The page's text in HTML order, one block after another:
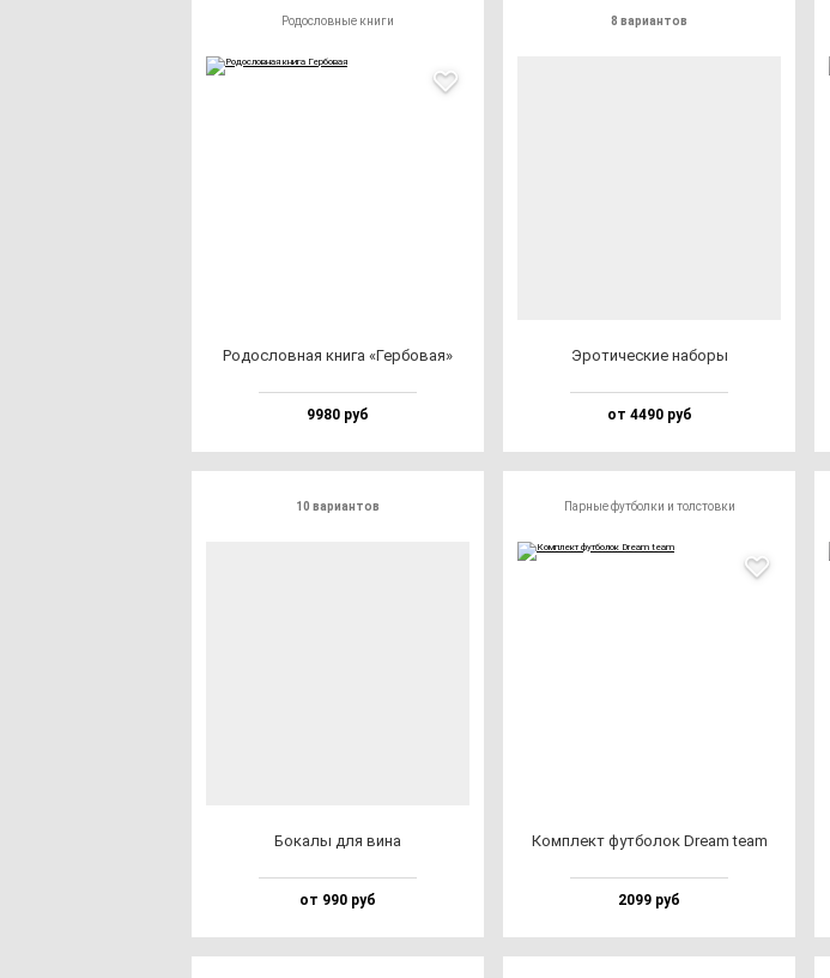
Родословные книги
Родос­лов­ная кни­га «Гер­бо­вая»
9980 руб
8 вариантов
Эро­ти­чес­кие на­бо­ры
от 4490 руб
10 вариантов
Бока­лы для ви­на
от 990 руб
Парные футболки и толстовки
Ком­плект фут­бо­лок Dre­am te­am
2099 руб